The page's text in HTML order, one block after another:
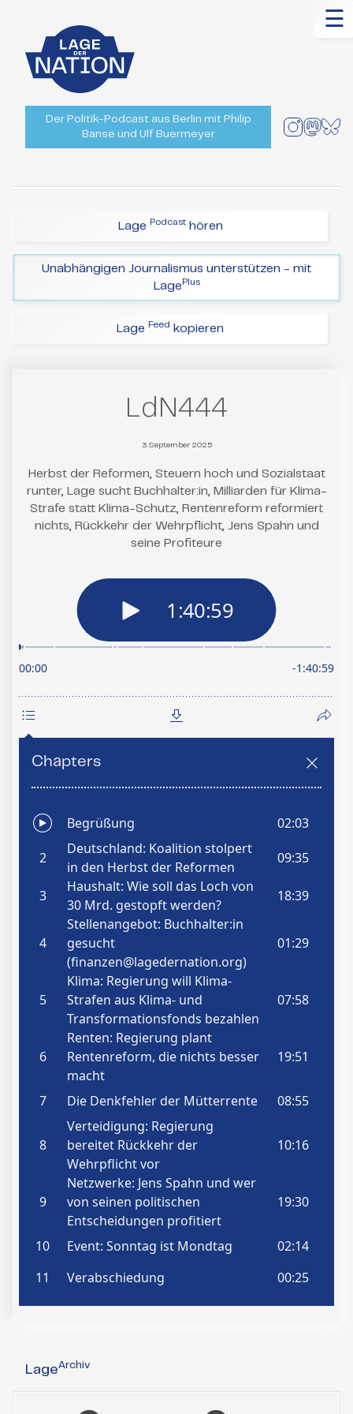
☰
Der Politik-Podcast aus Berlin mit Philip
Banse und Ulf Buermeyer
Lage Podcasthören
Unabhängigen Journalismus unterstützen - mit
Lage Plus
Lage Feed kopieren
LdN444
3. September 2025
Herbst der Reformen, Steuern hoch und Sozialstaat
runter, Lage sucht Buchhalter:in, Milliarden für Klima-
Strafe statt Klima-Schutz, Rentenreform reformiert
nichts, Rückkehr der Wehrpflicht, Jens Spahn und
seine Profiteure
LageArchiv